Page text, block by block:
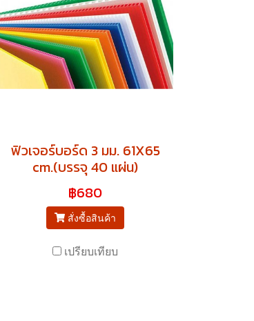
ฟิวเจอร์บอร์ด 3 มม. 61X65
cm.(บรรจุ 40 แผ่น)
฿680
สั่งซื้อสินค้า
เปรียบเทียบ